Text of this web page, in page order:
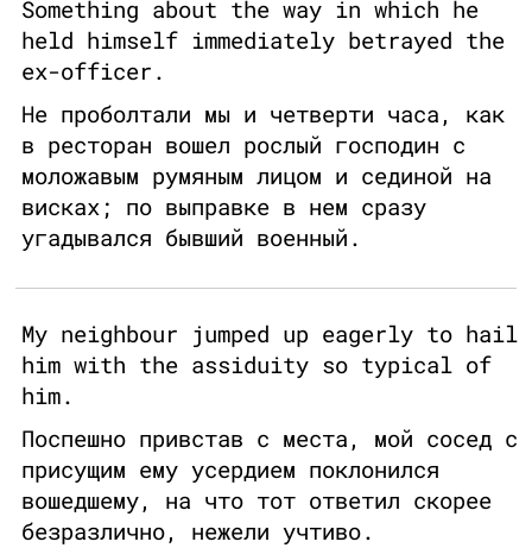
Something about the way in which he
held himself immediately betrayed the
ex-officer.
Не проболтали мы и четверти часа, как
в ресторан вошел рослый господин с
моложавым румяным лицом и сединой на
висках; по выправке в нем сразу
угадывался бывший военный.
My neighbour jumped up eagerly to hail
him with the assiduity so typical of
him.
Поспешно привстав с места, мой сосед с
присущим ему усердием поклонился
вошедшему, на что тот ответил скорее
безразлично, нежели учтиво.